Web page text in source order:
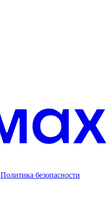
Политика безопасности